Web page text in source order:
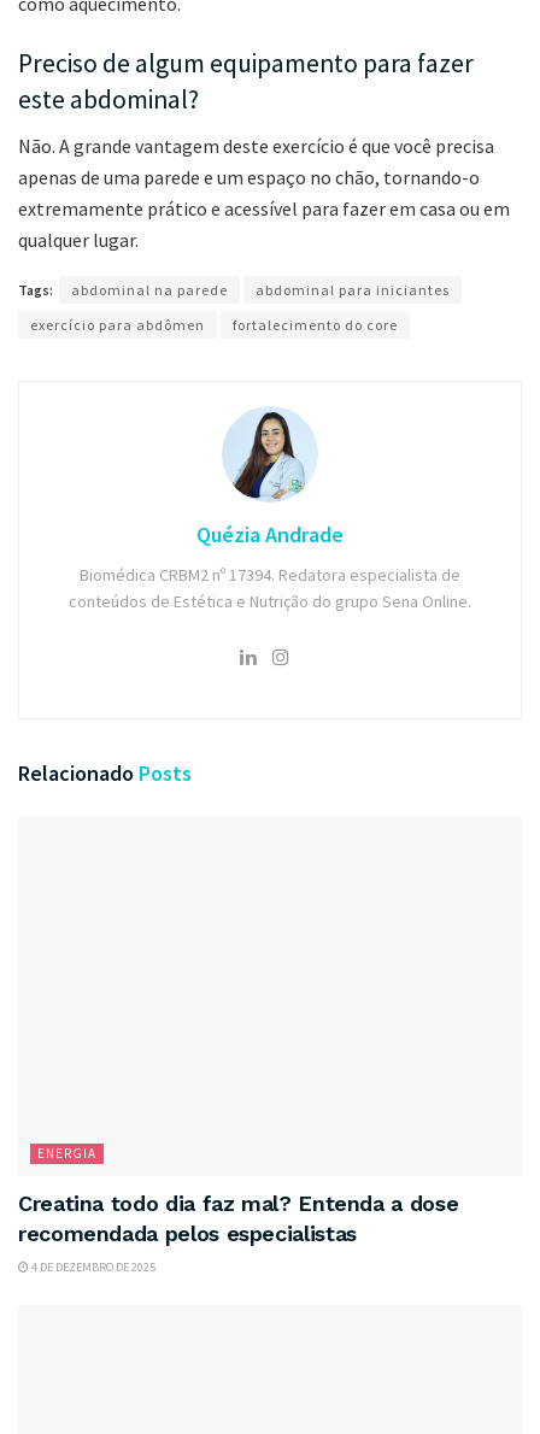
Preciso de algum equipamento para fazer
este abdominal?
Não. A grande vantagem deste exercício é que você precisa
apenas de uma parede e um espaço no chão, tornando-o
extremamente prático e acessível para fazer em casa ou em
qualquer lugar.
Tags: abdominal na parede
abdominal para iniciantes
exercício para abdômen
fortalecimento do core
Quézia Andrade
Biomédica CRBM2 nº 17394. Redatora especialista de
conteúdos de Estética e Nutrição do grupo Sena Online.
Relacionado Posts
ENERGIA
Creatina todo dia faz mal? Entenda a dose
recomendada pelos especialistas
4 DE DEZEMBRO DE 2025